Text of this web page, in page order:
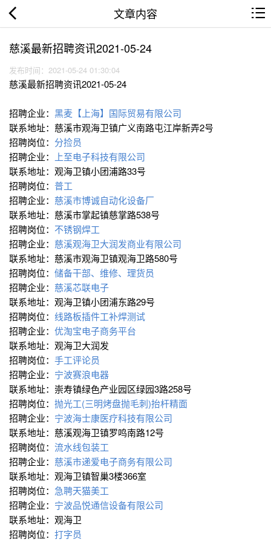
文章内容
慈溪最新招聘资讯2021-05-24
发布时间：2021-05-24 01:30:04
慈溪最新招聘资讯2021-05-24
招聘企业： 黑麦【上海】国际贸易有限公司
联系地址：慈溪市观海卫镇广义南路屯江岸新弄2号
招聘岗位： 分捡员
招聘企业：
上至电子科技有限公司
联系地址：观海卫镇小团浦路33号
招聘岗位： 普工
招聘企业： 慈溪市博诚自动化设备厂
联系地址：慈溪市掌起镇慈掌路538号
招聘岗位： 不锈钢焊工
招聘企业： 慈溪观海卫大润发商业有限公司
联系地址：慈溪市观海卫镇观海卫路580号
招聘岗位： 储备干部、维修、理货员
招聘企业： 慈溪芯联电子
联系地址：观海卫镇小团浦东路29号
招聘岗位： 线路板插件工补焊测试
招聘企业： 优淘宝电子商务平台
联系地址：观海卫大润发
招聘岗位： 手工评论员
招聘企业： 宁波赛浪电器
联系地址：崇寿镇绿色产业园区绿园3路258号
招聘岗位： 抛光工(三明烤盘抛毛刺)抬杆精面
招聘企业： 宁波海士康医疗科技有限公司
联系地址：慈溪观海卫镇罗鸣南路12号
招聘岗位： 流水线包装工
招聘企业： 慈溪市递爱电子商务有限公司
联系地址：观海卫镇智巢3楼366室
招聘岗位： 急聘天猫美工
招聘企业： 宁波品悦通信设备有限公司
联系地址：观海卫
招聘岗位： 打字员